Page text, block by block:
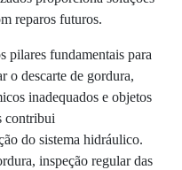
reparos futuros.
pilares fundamentais para
o descarte de gordura,
inadequados e objetos
contribui
do sistema hidráulico.
inspeção regular das